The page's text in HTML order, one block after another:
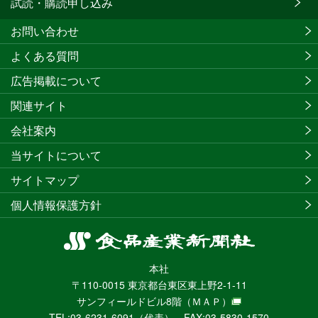
食
産
業
新
本社
〒110-0015 東京都台東区東上野2-1-11
サンフィールドビル8階 （ＭＡＰ）
お問い合わせ
よくある質問
広告掲載について
関連サイト
会社案内
当サイトについて
サイトマップ
個人情報保護方針